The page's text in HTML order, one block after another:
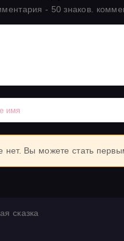
- 50 знаков.
нет. Вы можете стать
сказка